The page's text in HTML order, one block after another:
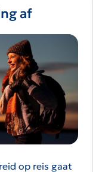
af
op reis gaat